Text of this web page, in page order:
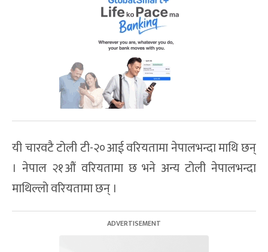
यी चारवटै टोली टी-२०आई वरियतामा नेपालभन्दा माथि छन्
। नेपाल २१औं वरियतामा छ भने अन्य टोली नेपालभन्दा
माथिल्लो वरियतामा छन् ।